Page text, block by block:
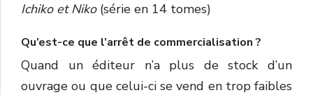
Ichiko et Niko (série en 14 tomes)
Qu’est-ce que l’arrêt de commercialisation ?
Quand un éditeur n’a plus de stock d’un
ouvrage ou que celui-ci se vend en trop faibles